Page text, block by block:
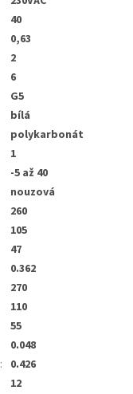
40
0,63
2
6
G5
bílá
polykarbonát
1
-5 až 40
nouzová
260
105
47
0.362
270
110
55
0.048
: 0.426
12